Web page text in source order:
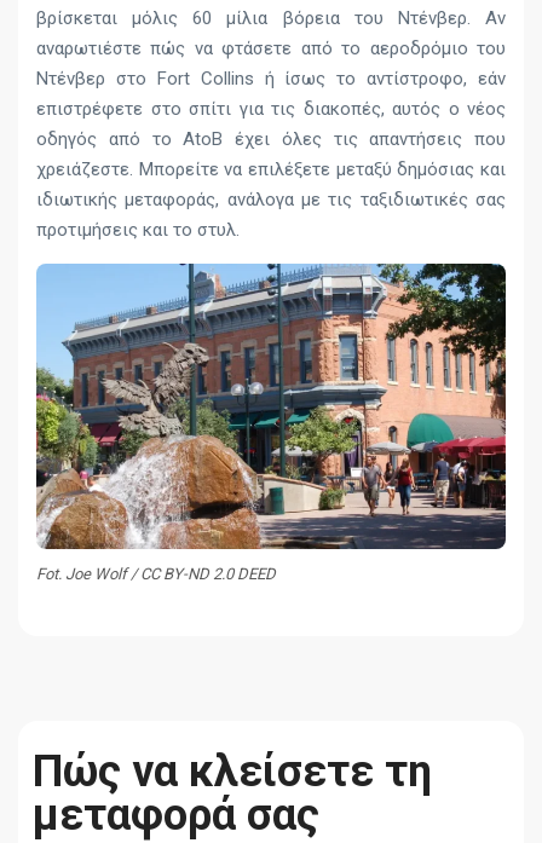
βρίσκεται μόλις 60 μίλια βόρεια του Ντένβερ. Αν
αναρωτιέστε πώς να φτάσετε από το αεροδρόμιο του
Ντένβερ στο Fort Collins ή ίσως το αντίστροφο, εάν
επιστρέφετε στο σπίτι για τις διακοπές, αυτός ο νέος
οδηγός από το AtoB έχει όλες τις απαντήσεις που
χρειάζεστε. Μπορείτε να επιλέξετε μεταξύ δημόσιας και
ιδιωτικής μεταφοράς, ανάλογα με τις ταξιδιωτικές σας
προτιμήσεις και το στυλ.
Fot. Joe Wolf / CC BY-ND 2.0 DEED
Πώς να κλείσετε τη
μεταφορά σας